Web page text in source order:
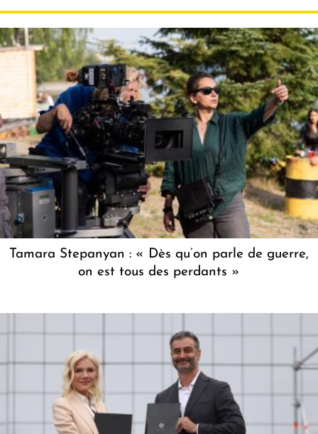
Tamara Stepanyan : « Dès qu’on parle de guerre,
on est tous des perdants »